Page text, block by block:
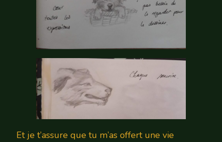
Et je t’assure que tu m’as offert une vie